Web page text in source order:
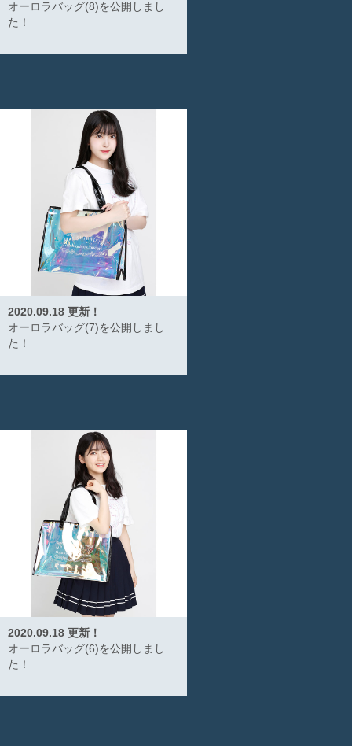
オーロラバッグ(8)を公開しまし
た！
2020.09.18 更新！
オーロラバッグ(7)を公開しまし
た！
2020.09.18 更新！
オーロラバッグ(6)を公開しまし
た！